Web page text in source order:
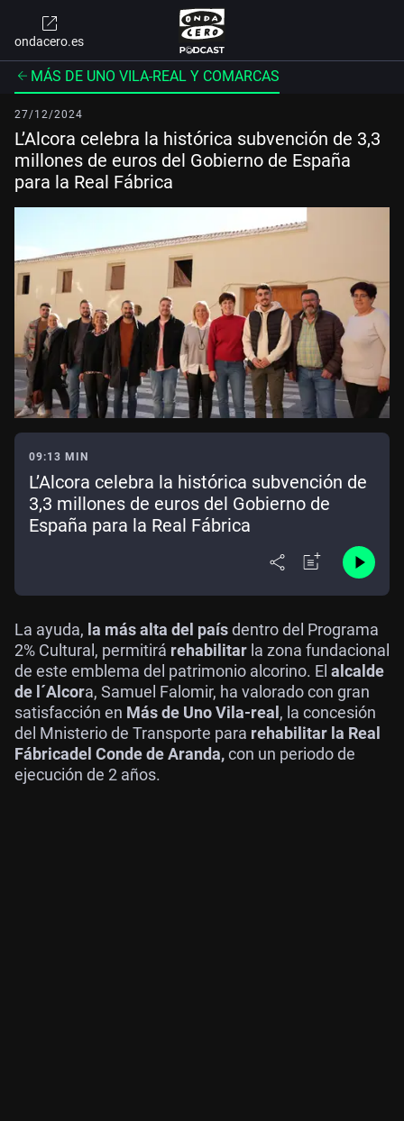
ondacero.es
MÁS DE UNO VILA-REAL Y COMARCAS
27/12/2024
L’Alcora celebra la histórica subvención de 3,3
millones de euros del Gobierno de España
para la Real Fábrica
09:13 MIN
L’Alcora celebra la histórica subvención de
3,3 millones de euros del Gobierno de
España para la Real Fábrica
La ayuda, la más alta del paísdentro del Programa
2% Cultural, permitirá rehabilitar la zona fundacional
de este emblema del patrimonio alcorino. El alcalde
de l´Alcora, Samuel Falomir, ha valorado con gran
satisfacción en Más de Uno Vila-real , la concesión
del Mnisterio de Transporte para rehabilitar la Real
Fábricadel Conde de Aranda,con un periodo de
ejecución de 2 años.